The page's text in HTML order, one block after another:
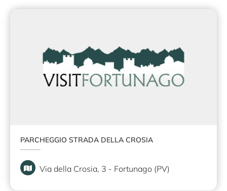
PARCHEGGIO STRADA DELLA CROSIA
Via della Crosia, 3 - Fortunago (PV)